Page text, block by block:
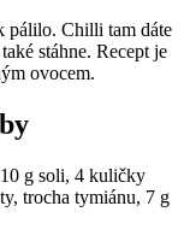
pálilo. Chilli tam dáte
stáhne. Recept je
ovocem.
g soli, 4 kuličky
trocha tymiánu, 7 g